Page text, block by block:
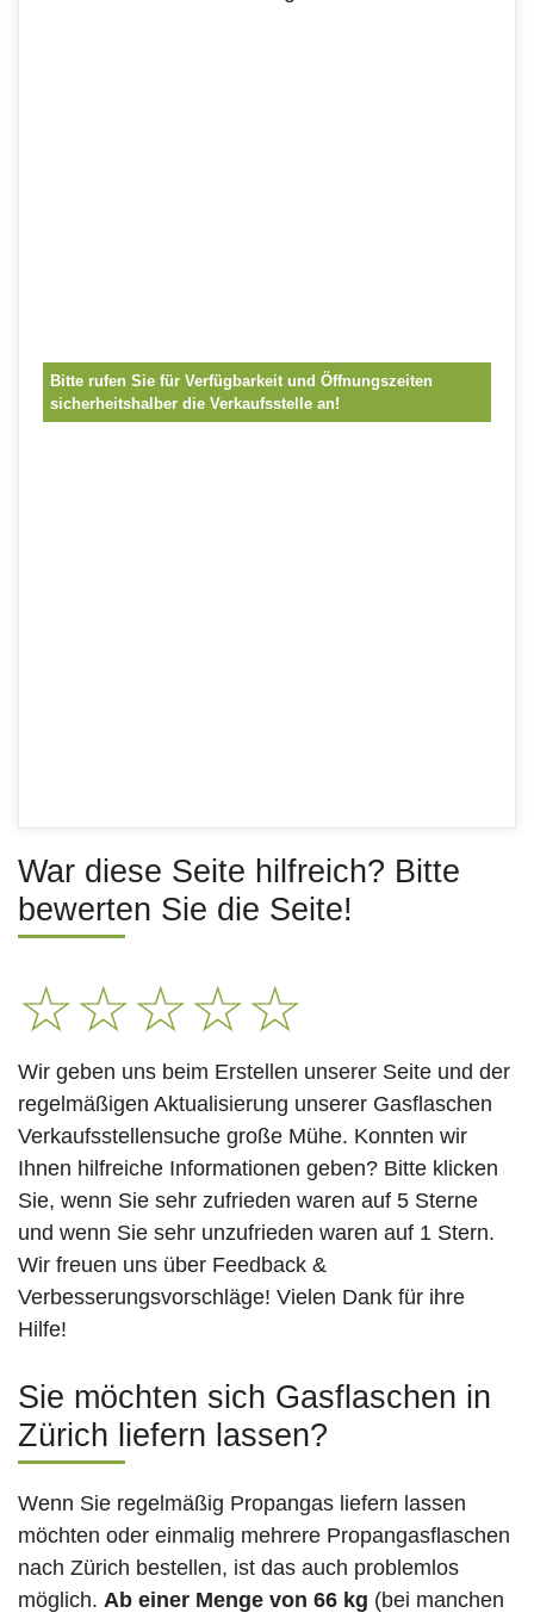
Bitte rufen Sie für Verfügbarkeit und Öffnungszeiten
sicherheitshalber die Verkaufsstelle an!
War diese Seite hilfreich? Bitte
bewerten Sie die Seite!
☆☆☆☆☆
Wir geben uns beim Erstellen unserer Seite und der
regelmäßigen Aktualisierung unserer Gasflaschen
Verkaufsstellensuche große Mühe. Konnten wir
Ihnen hilfreiche Informationen geben? Bitte klicken
Sie, wenn Sie sehr zufrieden waren auf 5 Sterne
und wenn Sie sehr unzufrieden waren auf 1 Stern.
Wir freuen uns über Feedback &
Verbesserungsvorschläge! Vielen Dank für ihre
Hilfe!
Sie möchten sich Gasflaschen in
Zürich liefern lassen?
Wenn Sie regelmäßig Propangas liefern lassen
möchten oder einmalig mehrere Propangasflaschen
nach Zürich bestellen, ist das auch problemlos
möglich. Ab einer Menge von 66 kg (bei manchen